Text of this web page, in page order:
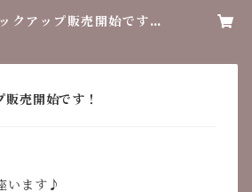
クアップ販売開始です！
売開始です！
います♪